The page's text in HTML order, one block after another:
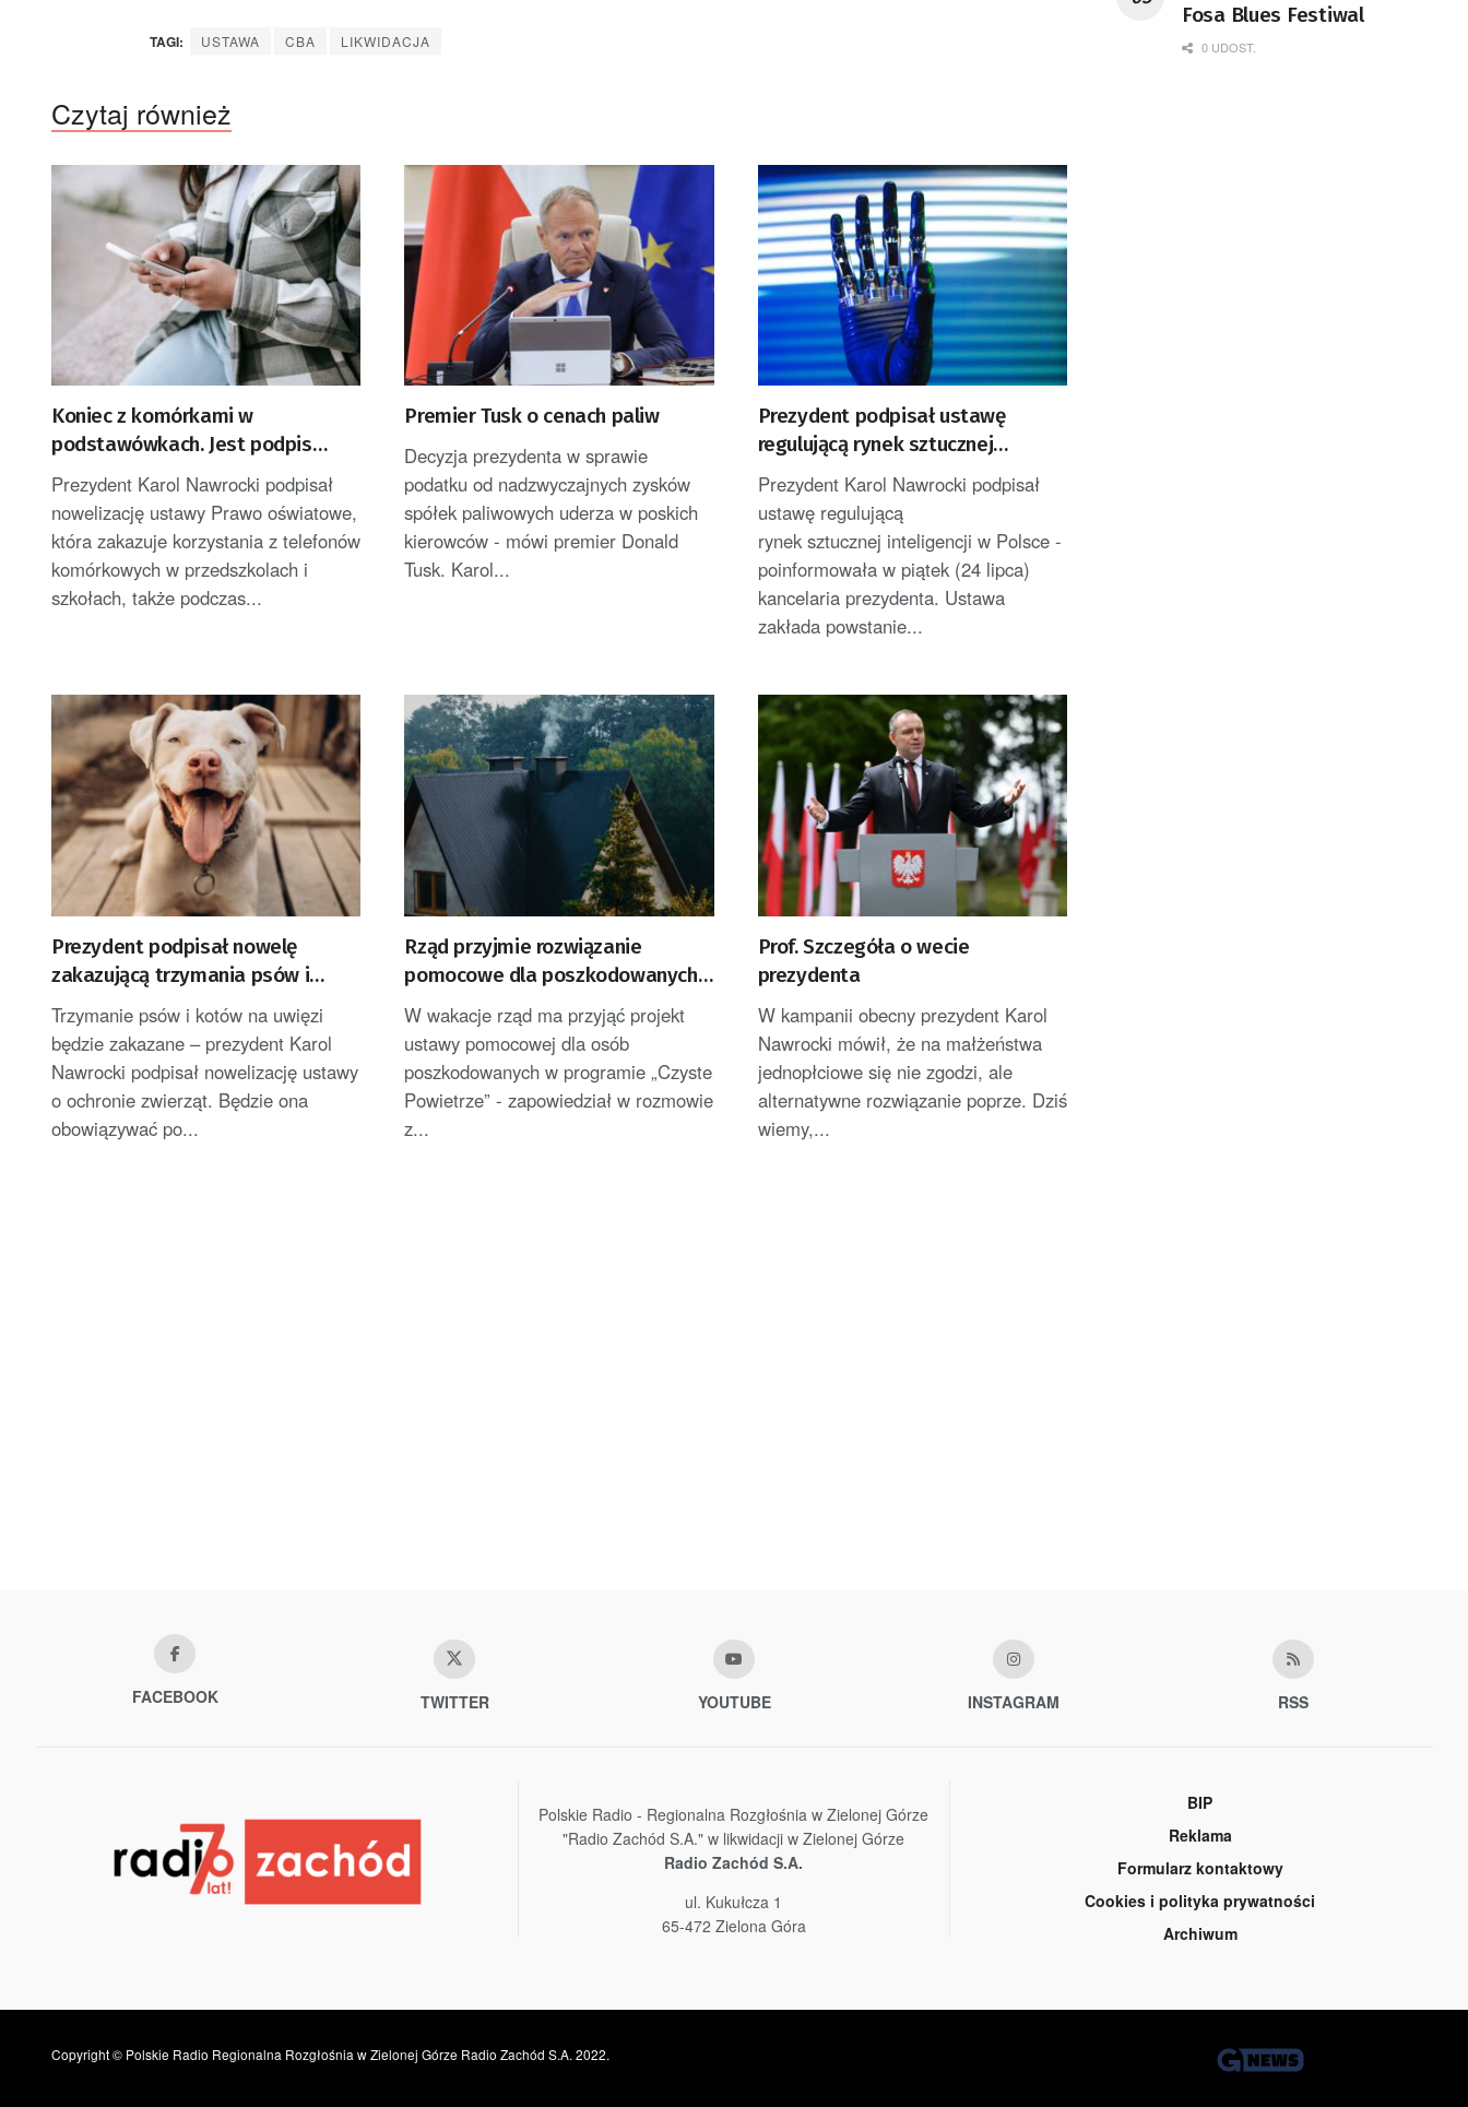
TAGI: USTAWA CBA LIKWIDACJA
Czytaj również
Koniec z komórkami w
podstawówkach. Jest podpis
prezydenta
Prezydent Karol Nawrocki podpisał
nowelizację ustawy Prawo oświatowe,
która zakazuje korzystania z telefonów
komórkowych w przedszkolach i
szkołach, także podczas...
Premier Tusk o cenach paliw
Decyzja prezydenta w sprawie
podatku od nadzwyczajnych zysków
spółek paliwowych uderza w poskich
kierowców - mówi premier Donald
Tusk. Karol...
Prezydent podpisał ustawę
regulującą rynek sztucznej
inteligencji w Polsce
Prezydent Karol Nawrocki podpisał
ustawę regulującą
rynek sztucznej inteligencji w Polsce -
poinformowała w piątek (24 lipca)
kancelaria prezydenta. Ustawa
zakłada powstanie...
Prezydent podpisał nowelę
zakazującą trzymania psów i
kotów na uwięzi
Trzymanie psów i kotów na uwięzi
będzie zakazane – prezydent Karol
Nawrocki podpisał nowelizację ustawy
o ochronie zwierząt. Będzie ona
obowiązywać po...
Rząd przyjmie rozwiązanie
pomocowe dla poszkodowanych
w „Czystym Powietrzu”
W wakacje rząd ma przyjąć projekt
ustawy pomocowej dla osób
poszkodowanych w programie „Czyste
Powietrze” - zapowiedział w rozmowie
z...
Prof. Szczegóła o wecie
prezydenta
W kampanii obecny prezydent Karol
Nawrocki mówił, że na małżeństwa
jednopłciowe się nie zgodzi, ale
alternatywne rozwiązanie poprze. Dziś
wiemy,...
Fosa Blues Festiwal
0 UDOST.
FACEBOOK TWITTER YOUTUBE INSTAGRAM RSS
Polskie Radio - Regionalna Rozgłośnia w Zielonej Górze
"Radio Zachód S.A." w likwidacji w Zielonej Górze
Radio Zachód S.A.
ul. Kukułcza 1
65-472 Zielona Góra
BIP
Reklama
Formularz kontaktowy
Cookies i polityka prywatności
Archiwum
Copyright © Polskie Radio Regionalna Rozgłośnia w Zielonej Górze Radio Zachód S.A. 2022.